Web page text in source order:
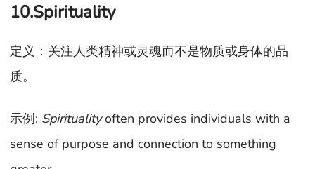
10.Spirituality
定义：关注人类精神或灵魂而不是物质或身体的品
质。
示例: Spiritualityoften provides individuals with a
sense of purpose and connection to something